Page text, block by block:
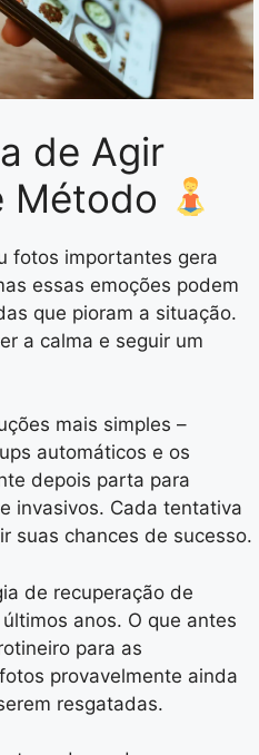
de Agir
Método
fotos importantes gera
essas emoções podem
que pioram a situação.
a calma e seguir um
mais simples –
automáticos e os
depois parta para
invasivos. Cada tentativa
suas chances de sucesso.
de recuperação de
anos. O que antes
para as
provavelmente ainda
resgatadas.